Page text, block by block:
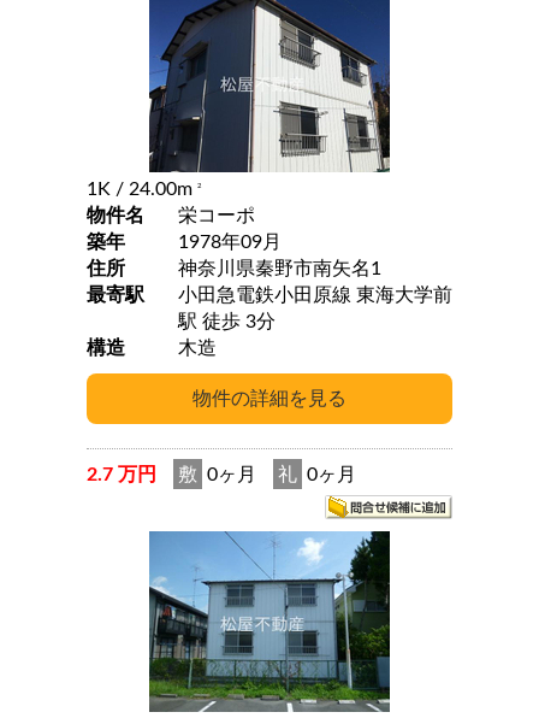
1K / 24.00m 2
物件名
栄コーポ
築年
1978年09月
住所
神奈川県秦野市南矢名1
最寄駅
小田急電鉄小田原線 東海大学前
駅 徒歩 3分
構造
木造
2.7 万円 敷 0ヶ月 礼 0ヶ月